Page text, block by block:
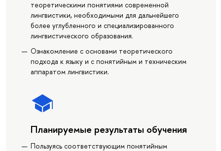
теоретическими понятиями современной
лингвистики, необходимыми для дальнейшего
более углубленного и специализированного
лингвистического образования.
Ознакомление с основами теоретического
подхода к языку и с понятийным и техническим
аппаратом лингвистики.
Планируемые результаты обучения
Пользуясь соответствующим понятийным